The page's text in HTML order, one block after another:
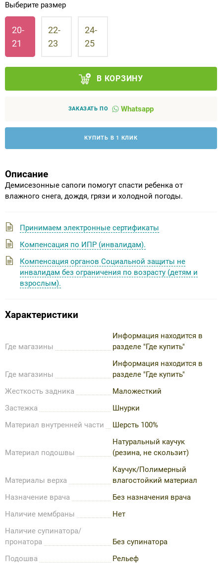
Выберите размер
20-
21
22-
23
24-
25
В КОРЗИНУ
ЗАКАЗАТЬ ПО Whatsapp
КУПИТЬ В 1 КЛИК
Описание
Демисезонные сапоги помогут спасти ребенка от
влажного снега, дождя, грязи и холодной погоды.
Принимаем электронные сертификаты
Компенсация по ИПР (инвалидам).
Компенсация органов Социальной защиты не
инвалидам без ограничения по возрасту (детям и
взрослым).
Характеристики
Где магазины
Информация находится в
разделе "Где купить"
Где магазины
Информация находится в
разделе "Где купить"
Жесткость задника
Маложесткий
Застежка
Шнурки
Материал внутренней части
Шерсть 100%
Материал подошвы
Натуральный каучук
(резина, не скользит)
Материалы верха
Каучук/Полимерный
влагостойкий материал
Назначение врача
Без назначения врача
Наличие мембраны
Нет
Наличие супинатора/
пронатора
Без супинатора
Подошва
Рельеф
Аппараты на суставы
Санитарные приспособления для
инвалидов
Противопролежневые матрасы, подушки
ОПОРЫ, ВЕРТИКАЛИЗАТОРЫ, Оборудование